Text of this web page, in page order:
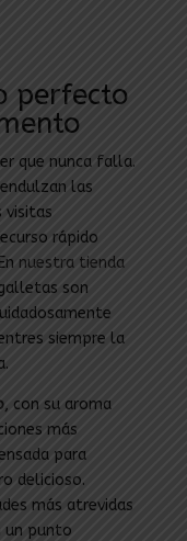
perfecto
que nunca falla.
las
visitas
rápido
nuestra tienda
son
siempre la
, con su aroma
más
para
delicioso.
más atrevidas
un punto